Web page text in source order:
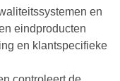
en
eindproducten
en klantspecifieke